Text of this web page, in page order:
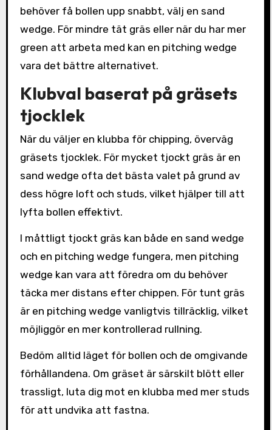
behöver få bollen upp snabbt, välj en sand
wedge. För mindre tät gräs eller när du har mer
green att arbeta med kan en pitching wedge
vara det bättre alternativet.
Klubval baserat på gräsets
tjocklek
När du väljer en klubba för chipping, överväg
gräsets tjocklek. För mycket tjockt gräs är en
sand wedge ofta det bästa valet på grund av
dess högre loft och studs, vilket hjälper till att
lyfta bollen effektivt.
I måttligt tjockt gräs kan både en sand wedge
och en pitching wedge fungera, men pitching
wedge kan vara att föredra om du behöver
täcka mer distans efter chippen. För tunt gräs
är en pitching wedge vanligtvis tillräcklig, vilket
möjliggör en mer kontrollerad rullning.
Bedöm alltid läget för bollen och de omgivande
förhållandena. Om gräset är särskilt blött eller
trassligt, luta dig mot en klubba med mer studs
för att undvika att fastna.